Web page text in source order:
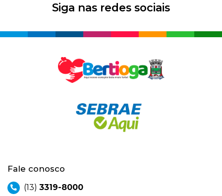
Siga nas redes sociais
Fale conosco
(13) 3319-8000